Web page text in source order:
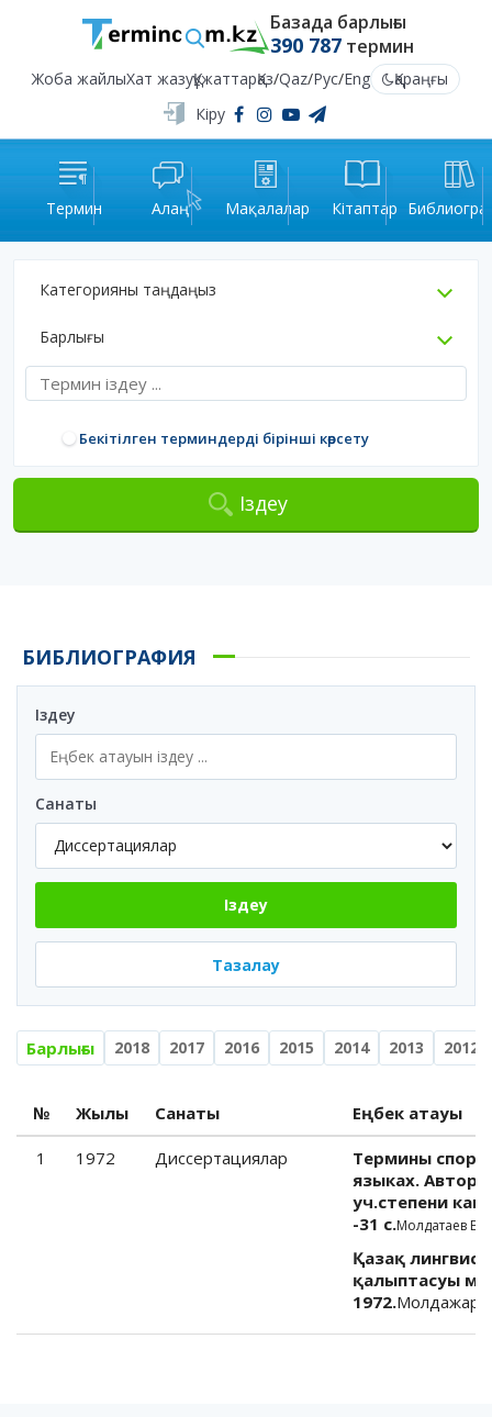
Базада барлығы
390 787термин
Жоба жайлыХат жазуҚұжаттарҚаз/Qaz/Рус/Eng
Қараңғы
Кіру
Термин Алаң Мақалалар Кітаптар
Категорияны таңдаңыз
Барлығы
Бекітілген терминдерді бірінші көрсету
Іздеу
БИБЛИОГРАФИЯ
Іздеу
Санаты
Іздеу
Тазалау
Барлығы 2018 2017 2016 2015 2014 2013 2012
№ Жылы Санаты Еңбек атауы
1 1972 Диссертациялар
Термины
языках.
уч.степени
-31 с.Молдатаев Е.А.
Қазақ
қалыптасуы
1972.